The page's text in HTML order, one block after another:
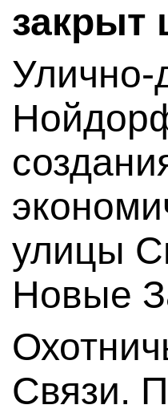
закрыт
Улично-
улицы
Новые
Связи.